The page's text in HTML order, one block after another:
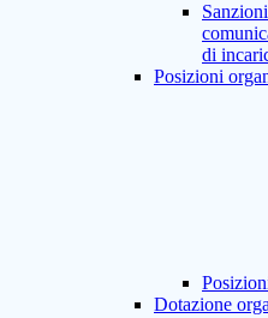
di
Posizioni
Dotazione